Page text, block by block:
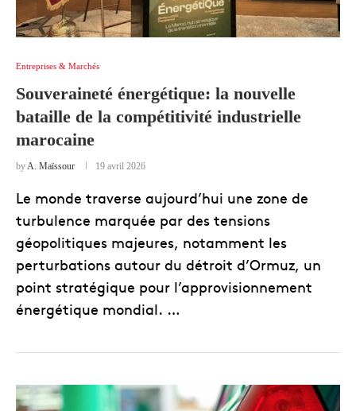
Entreprises & Marchés
Souveraineté énergétique: la nouvelle
bataille de la compétitivité industrielle
marocaine
byA. Maïssour 19 avril 2026
Le monde traverse aujourd’hui une zone de
turbulence marquée par des tensions
géopolitiques majeures, notamment les
perturbations autour du détroit d’Ormuz, un
point stratégique pour l’approvisionnement
énergétique mondial. …